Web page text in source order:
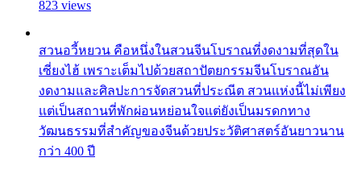
823 views
สวนอวี้หยวน คือหนึ่งในสวนจีนโบราณที่งดงามที่สุดใน
เซี่ยงไฮ้ เพราะเต็มไปด้วยสถาปัตยกรรมจีนโบราณอัน
งดงามและศิลปะการจัดสวนที่ประณีต สวนแห่งนี้ไม่เพียง
แต่เป็นสถานที่พักผ่อนหย่อนใจแต่ยังเป็นมรดกทาง
วัฒนธรรมที่สำคัญของจีนด้วยประวัติศาสตร์อันยาวนาน
กว่า 400 ปี